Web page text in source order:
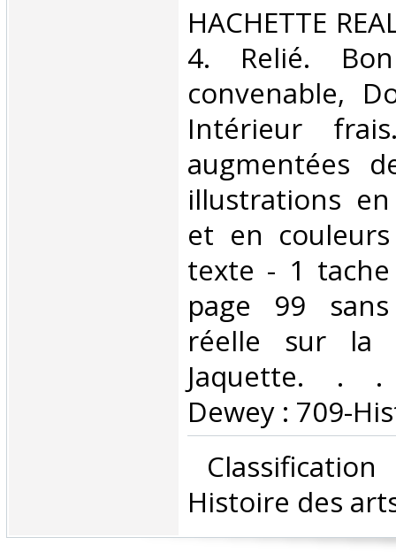
‎HACHETTE
4. Relié.
convenable,
Intérieur
augmentées
illustrations
et en
texte - 1
page 99 sans
réelle sur la
Jaquette. . .
Dewey : 709-
Histoire des